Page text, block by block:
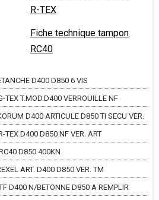
R-TEX
Fiche technique tampon
RC40
D400 D850 6 VIS
TEX T.MOD.D400 VERROUILLE NF
D400 ARTICULE D850 TI SECU VER.
TEX D400 D850 NF VER. ART
D850 400KN
ART. D400 D850 VER. TM
D400 N/BETONNE D850 A REMPLIR